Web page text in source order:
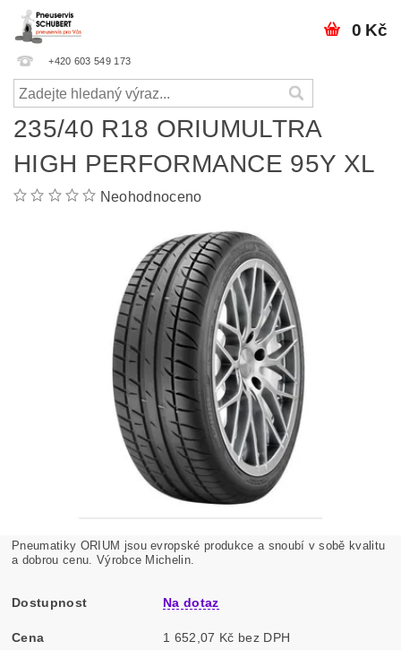
+420 603 549 173
0 Kč
235/40 R18 ORIUMULTRA
HIGH PERFORMANCE 95Y XL
Neohodnoceno
Pneumatiky ORIUM jsou evropské produkce a snoubí v sobě kvalitu
a dobrou cenu. Výrobce Michelin.
Dostupnost Na dotaz
Cena 1 652,07 Kč bez DPH